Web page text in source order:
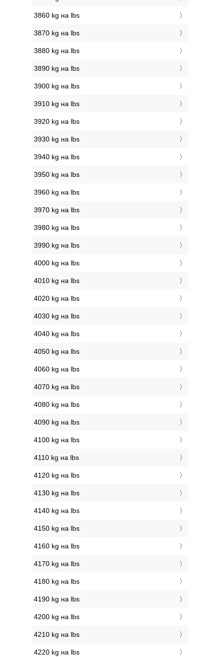
3860 kg на lbs
3870 kg на lbs
3880 kg на lbs
3890 kg на lbs
3900 kg на lbs
3910 kg на lbs
3920 kg на lbs
3930 kg на lbs
3940 kg на lbs
3950 kg на lbs
3960 kg на lbs
3970 kg на lbs
3980 kg на lbs
3990 kg на lbs
4000 kg на lbs
4010 kg на lbs
4020 kg на lbs
4030 kg на lbs
4040 kg на lbs
4050 kg на lbs
4060 kg на lbs
4070 kg на lbs
4080 kg на lbs
4090 kg на lbs
4100 kg на lbs
4110 kg на lbs
4120 kg на lbs
4130 kg на lbs
4140 kg на lbs
4150 kg на lbs
4160 kg на lbs
4170 kg на lbs
4180 kg на lbs
4190 kg на lbs
4200 kg на lbs
4210 kg на lbs
4220 kg на lbs